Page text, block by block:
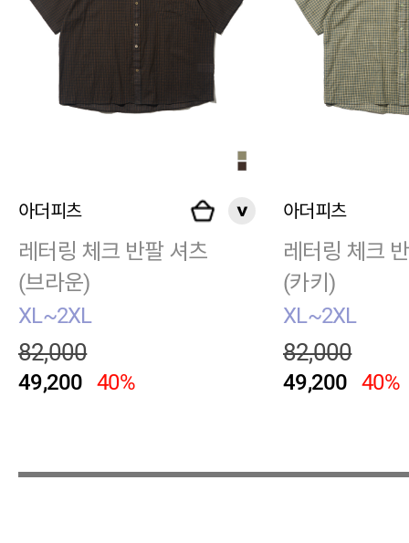
아더피츠
레터링 체크 반팔 셔츠
(브라운)
XL~2XL
82,000
49,200 40%
아더피츠
레터링 체크
(카키)
XL~2XL
82,000
49,200 40%